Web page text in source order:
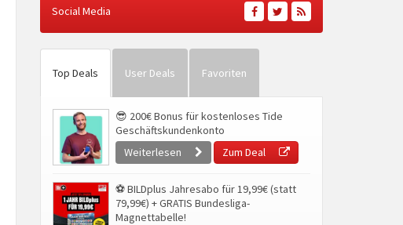
Social Media
Top Deals User Deals Favoriten
😎 200€ Bonus für kostenloses Tide
Geschäftskundenkonto
Weiterlesen
Zum Deal
⚽ BILDplus Jahresabo für 19,99€ (statt
79,99€) + GRATIS Bundesliga-
Magnettabelle!